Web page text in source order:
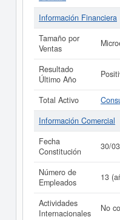
Información Financiera
Tamaño por
Ventas
Resultado
Último Año
Total Activo
Información Comercial
Fecha
Constitución
30/
Número de
Empleados
13
Actividades
Internacionales
No